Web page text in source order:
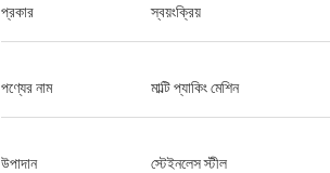
প্রকার স্বয়ংক্রিয়
পণ্যের নাম মাল্টি প্যাকিং মেশিন
উপাদান স্টেইনলেস স্টীল